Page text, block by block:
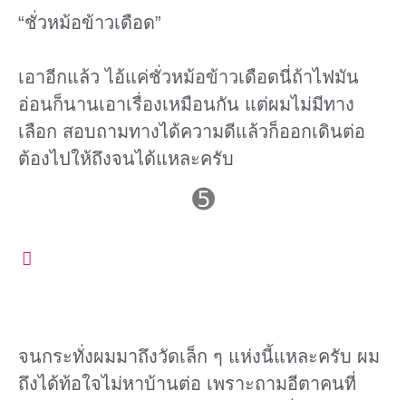
“ชั่วหม้อข้าวเดือด”
เอาอีกแล้ว ไอ้แค่ชั่วหม้อข้าวเดือดนี่ถ้าไฟมัน
อ่อนก็นานเอาเรื่องเหมือนกัน แต่ผมไม่มีทาง
เลือก สอบถามทางได้ความดีแล้วก็ออกเดินต่อ
ต้องไปให้ถึงจนได้แหละครับ
➎
จนกระทั่งผมมาถึงวัดเล็ก ๆ แห่งนี้แหละครับ ผม
ถึงได้ท้อใจไม่หาบ้านต่อ เพราะถามอีตาคนที่